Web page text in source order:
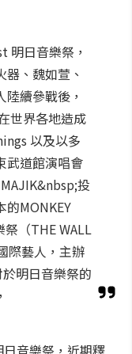
明日音樂祭，
、魏如萱、
續參戰後，
世界各地造成
以及以多
武道館演唱會
投
MONKEY
（THE WALL
際藝人，主辦
明日音樂祭的
音樂祭，近期釋